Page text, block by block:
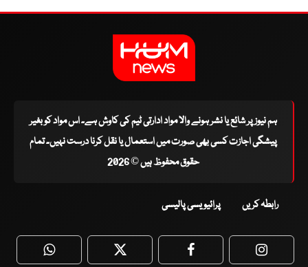
ہم نیوز پر شائع یا نشر ہونے والا مواد ادارتی ٹیم کی کاوش ہے۔ اس مواد کو بغیر
پیشگی اجازت کسی بھی صورت میں استعمال یا نقل کرنا درست نہیں۔ تمام
حقوق محفوظ ہیں © 2026
رابطہ کریں پرائیویسی پالیسی
WhatsApp Twitter Facebook